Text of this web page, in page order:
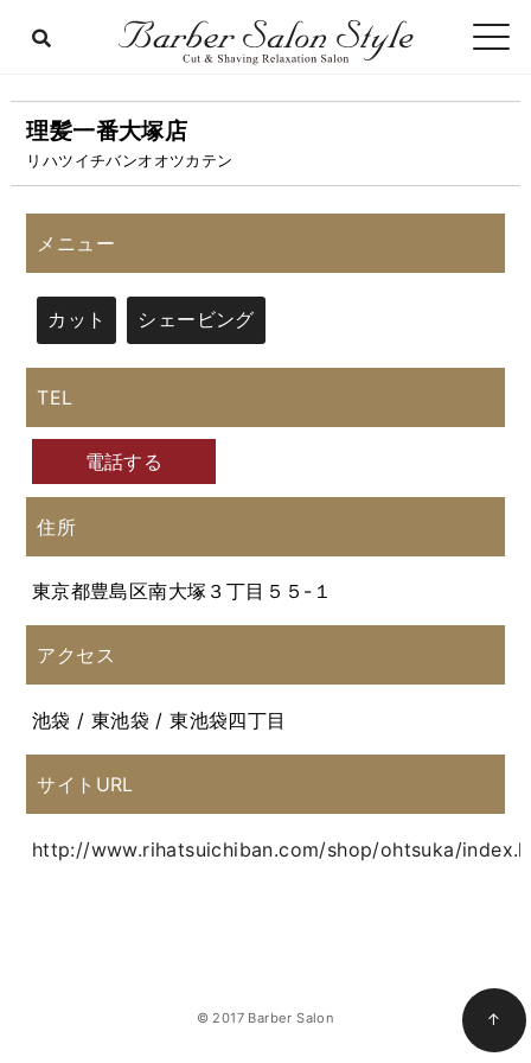
理髪一番大塚店
リハツイチバンオオツカテン
メニュー
カット シェービング
TEL
電話する
住所
東京都豊島区南大塚３丁目５５-１
アクセス
池袋 / 東池袋 / 東池袋四丁目
サイトURL
http://www.rihatsuichiban.com/shop/ohtsuka/
© 2017 Barber Salon ↑